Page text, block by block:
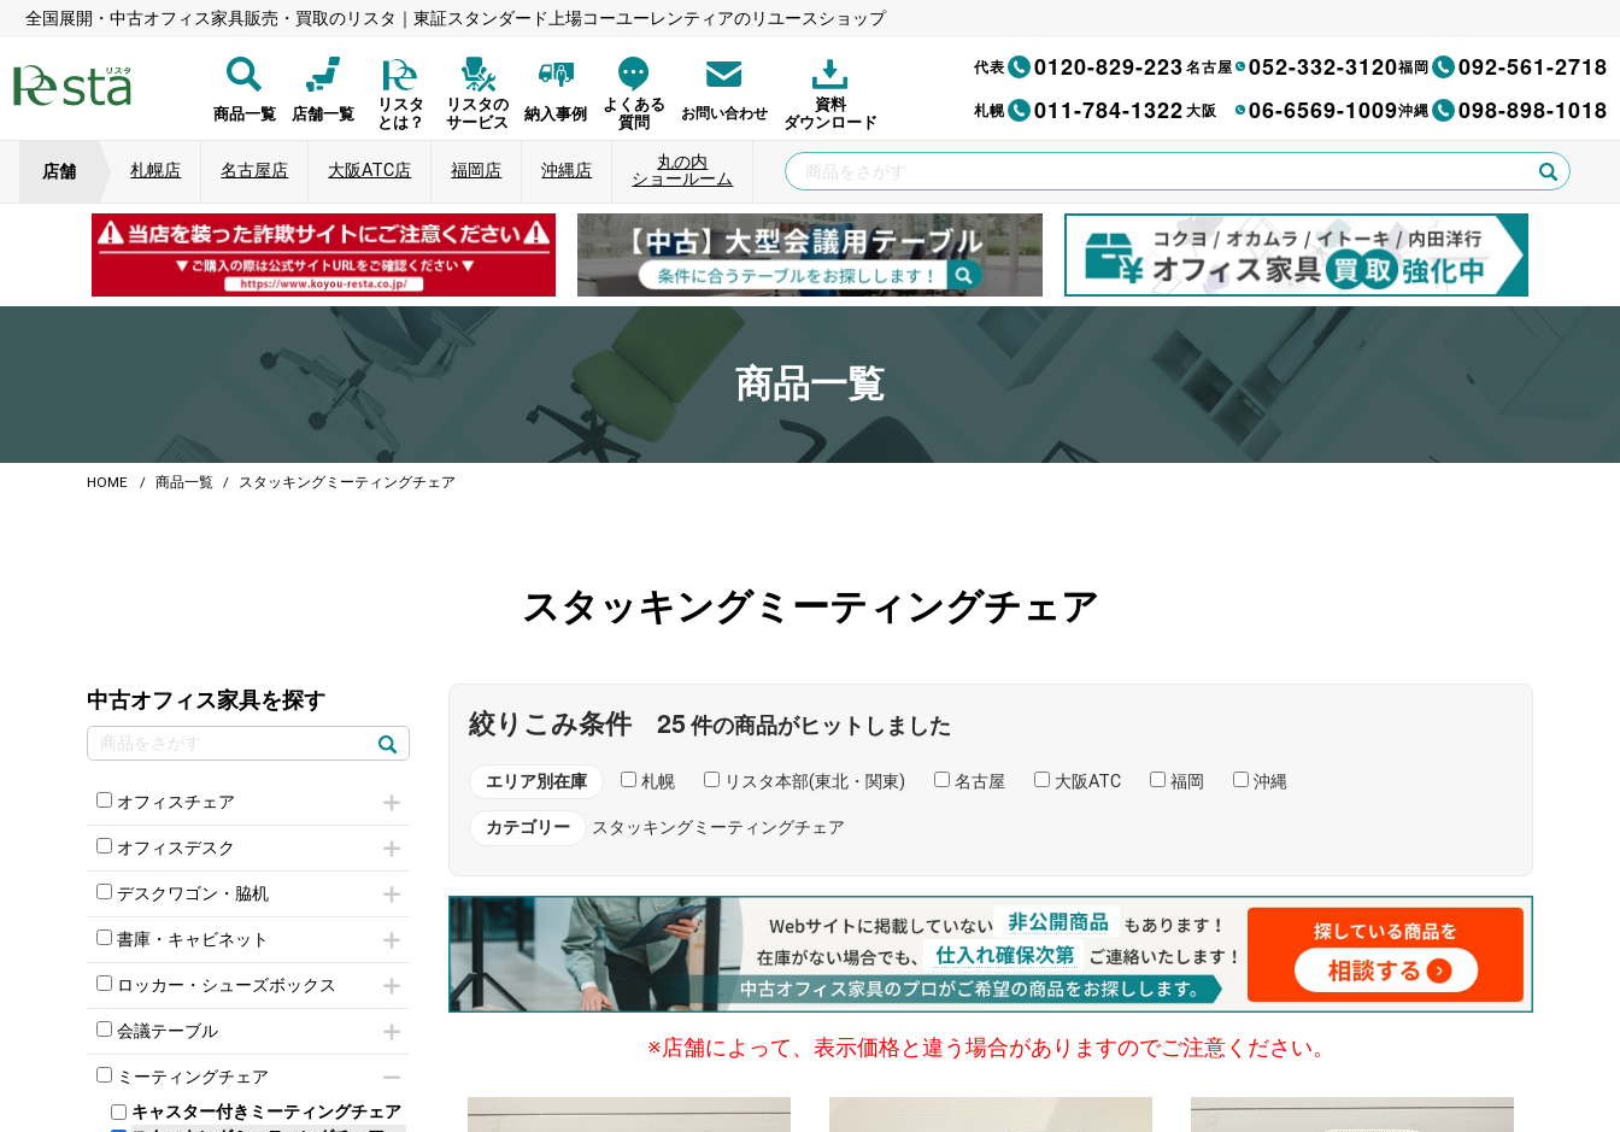
全国展開・中古オフィス家具販売・買取のリスタ｜東証スタンダード上場コーユーレンティアのリユースショップ
商品一覧 店舗一覧
リスタ
とは？
リスタの
サービス
納入事例
よくある
質問
お問い合わせ
資料
ダウンロード
代表 0120-829-223名古屋 052-332-3120福岡 092-561-2718
札幌 011-784-1322大阪 06-6569-1009沖縄 098-898-1018
店舗 札幌店 名古屋店 大阪ATC店 福岡店 沖縄店
丸の内
ショールーム
商品一覧
HOME 商品一覧 スタッキングミーティングチェア
スタッキングミーティングチェア
中古オフィス家具を探す
オフィスチェア
肘付きチェア
肘無しチェア
役員チェア
オフィスチェアその他
オフィスデスク
片袖机
フリーアドレスデスク（ベンチデスク）
昇降デスク
両袖机
デスクワゴン・脇机
インワゴン2段
インワゴン3段
脇机
書庫・キャビネット
ハイキャビネット
ローキャビネット
両開きキャビネット
上下連結キャビネット
整理ケース（ペーパーケース）
軽量ラック（スチールラック）
ロッカー・シューズボックス
1人用ロッカー
2人用ロッカー
3人用ロッカー
5人用ロッカー
会議テーブル
ミーティングテーブル
スタッキングテーブル
ネスティングテーブル
ミーティングチェア
キャスター付きミーティングチェア
絞りこみ条件 25 件の商品がヒットしました
エリア別在庫 札幌 リスタ本部(東北・関東) 名古屋 大阪ATC 福岡 沖縄
カテゴリー スタッキングミーティングチェア
※店舗によって、表示価格と違う場合がありますのでご注意ください。